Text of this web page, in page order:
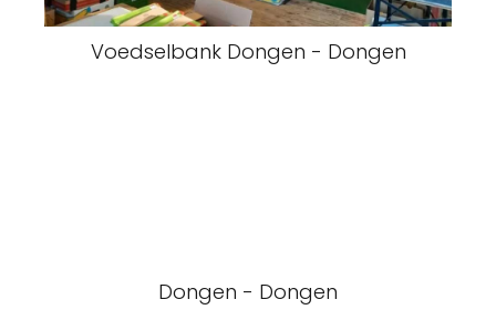
Voedselbank Dongen - Dongen
Dongen - Dongen